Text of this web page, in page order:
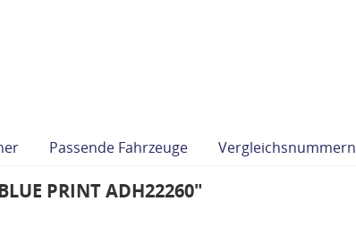
Passende Fahrzeuge Vergleichsnummern
PRINT ADH22260"